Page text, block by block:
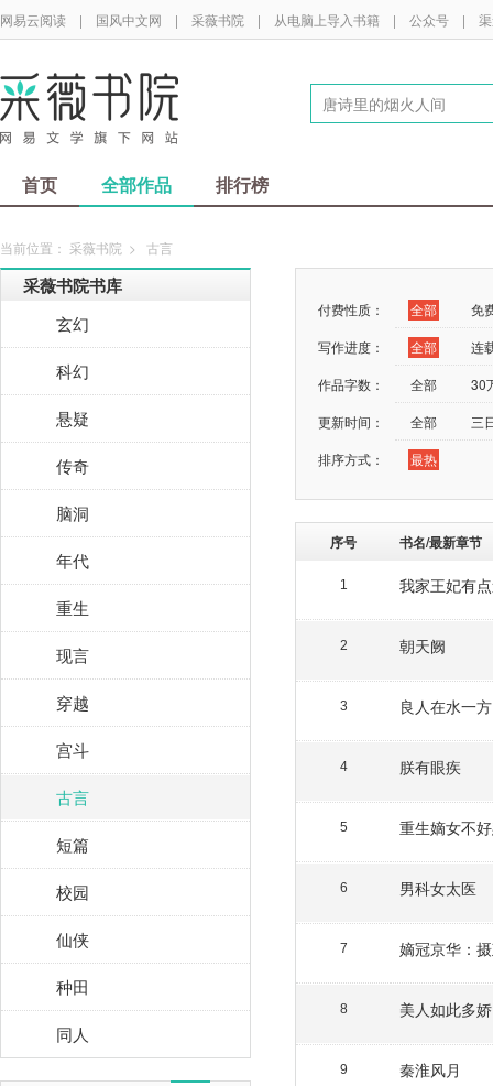
网易云阅读 | 国风中文网 | 采薇书院 | 从电脑上导入书籍 | 公众号 |
首页 全部作品 排行榜
当前位置： 采薇书院 > 古言
采薇书院书库
玄幻
科幻
悬疑
传奇
脑洞
年代
重生
现言
穿越
宫斗
古言
短篇
校园
仙侠
种田
同人
付费性质： 全部
免
写作进度：
全部
连
作品字数：
全部
30
更新时间：
全部
三
排序方式：
最热
序号 书名/最新章节
1 我家王妃有
2 朝天阙
3 良人在水一
4 朕有眼疾
5 重生嫡女不
6 男科女太医
7 嫡冠京华：
8 美人如此多娇
9 秦淮风月